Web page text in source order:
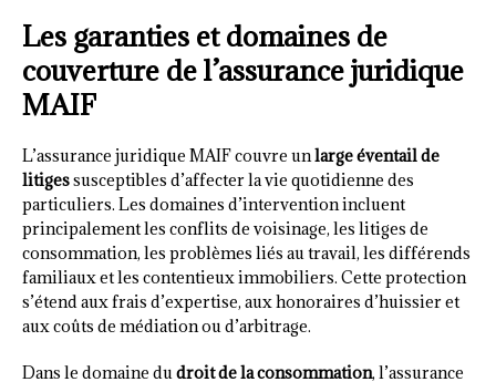
Les garanties et domaines de
couverture de l’assurance juridique
MAIF
L’assurance juridique MAIF couvre unlarge éventail de
litigessusceptibles d’affecter la vie quotidienne des
particuliers. Les domaines d’intervention incluent
principalement les conflits de voisinage, les litiges de
consommation, les problèmes liés au travail, les différends
familiaux et les contentieux immobiliers. Cette protection
s’étend aux frais d’expertise, aux honoraires d’huissier et
aux coûts de médiation ou d’arbitrage.
Dans le domaine dudroit de la consommation, l’assurance